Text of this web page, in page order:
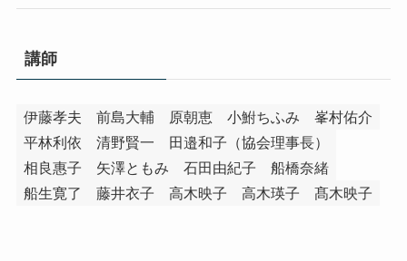
講師
伊藤孝夫 前島大輔 原朝恵 小鮒ちふみ
峯村佑介
平林利依
清野賢一
田邉和子（協会理事長）
相良惠子
矢澤ともみ 石田由紀子
船橋奈緒
船生寛了
藤井衣子 高木映子 高木瑛子 髙木映子